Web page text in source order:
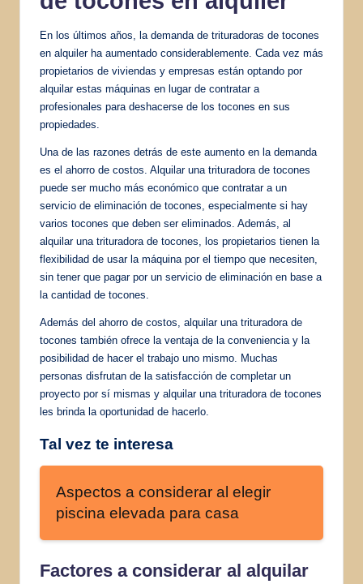
En los últimos años, la demanda de trituradoras de tocones
en alquiler ha aumentado considerablemente. Cada vez más
propietarios de viviendas y empresas están optando por
alquilar estas máquinas en lugar de contratar a
profesionales para deshacerse de los tocones en sus
propiedades.
Una de las razones detrás de este aumento en la demanda
es el ahorro de costos. Alquilar una trituradora de tocones
puede ser mucho más económico que contratar a un
servicio de eliminación de tocones, especialmente si hay
varios tocones que deben ser eliminados. Además, al
alquilar una trituradora de tocones, los propietarios tienen la
flexibilidad de usar la máquina por el tiempo que necesiten,
sin tener que pagar por un servicio de eliminación en base a
la cantidad de tocones.
Además del ahorro de costos, alquilar una trituradora de
tocones también ofrece la ventaja de la conveniencia y la
posibilidad de hacer el trabajo uno mismo. Muchas
personas disfrutan de la satisfacción de completar un
proyecto por sí mismas y alquilar una trituradora de tocones
les brinda la oportunidad de hacerlo.
Tal vez te interesa
Aspectos a considerar al elegir
piscina elevada para casa
Factores a considerar al alquilar